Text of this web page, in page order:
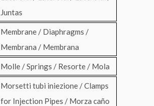
Juntas
Membrane / Diaphragms /
Membrana / Membrana
Molle / Springs / Resorte / Mola
Morsetti tubi iniezione / Clamps
for Injection Pipes / Morza caño